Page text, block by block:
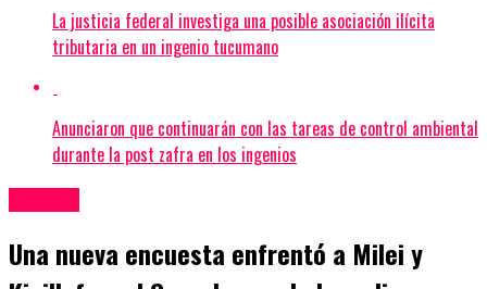
La justicia federal investiga una posible asociación ilícita
tributaria en un ingenio tucumano
Anunciaron que continuarán con las tareas de control ambiental
durante la post zafra en los ingenios
Una nueva encuesta enfrentó a Milei y